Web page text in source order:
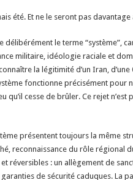
été. Et ne le seront pas davantage
le terme “système”,
militaire, idéologie raciale et
la légitimité d’un Iran,
fonctionne précisément pour
qu’il cesse de brûler. Ce rejet
présentent toujours la même
reconnaissance du rôle régional
réversibles : un allègement de
de sécurité caduques. La